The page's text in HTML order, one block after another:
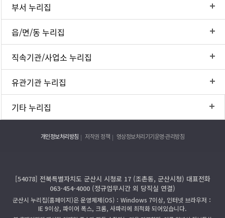
부서 누리집
읍/면/동 누리집
직속기관/사업소 누리집
유관기관 누리집
기타 누리집
개인정보처리방침 저작권 정책 영상정보처리기기운영·관리방침
[54078] 전북특별자치도 군산시 시청로 17 (조촌동, 군산시청) 대표전화
063-454-4000 (정규업무시간 외 당직실 연결)
군산시 누리집(홈페이지)은 운영체제(OS)：Windows 7이상, 인터넷 브라우저：
IE 9이상, 파이어 폭스, 크롬, 사파리에 최적화 되어있습니다.